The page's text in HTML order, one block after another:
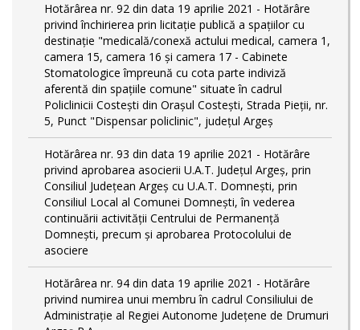
Hotărârea nr. 92 din data 19 aprilie 2021 - Hotărâre
privind închirierea prin licitație publică a spațiilor cu
destinație "medicală/conexă actului medical, camera 1,
camera 15, camera 16 și camera 17 - Cabinete
Stomatologice împreună cu cota parte indiviză
aferentă din spațiile comune" situate în cadrul
Policlinicii Costești din Orașul Costești, Strada Pieții, nr.
5, Punct "Dispensar policlinic", județul Argeș
Hotărârea nr. 93 din data 19 aprilie 2021 - Hotărâre
privind aprobarea asocierii U.A.T. Județul Argeș, prin
Consiliul Județean Argeș cu U.A.T. Domnești, prin
Consiliul Local al Comunei Domnești, în vederea
continuării activității Centrului de Permanență
Domnești, precum și aprobarea Protocolului de
asociere
Hotărârea nr. 94 din data 19 aprilie 2021 - Hotărâre
privind numirea unui membru în cadrul Consiliului de
Administrație al Regiei Autonome Județene de Drumuri